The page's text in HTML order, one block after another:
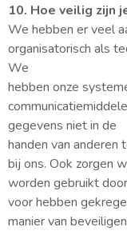
10. Hoe veilig zijn
We hebben er veel
organisatorisch als
We
hebben onze
gegevens niet in de
handen van anderen
bij ons. Ook zorgen
worden gebruikt
voor hebben
manier van